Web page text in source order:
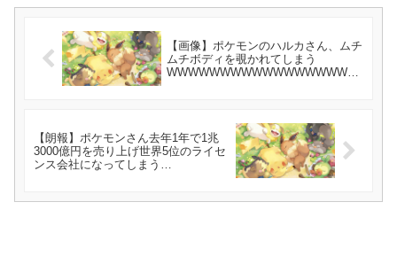
【画像】ポケモンのハルカさん、ムチ
ムチボディを覗かれてしまう
WWWWWWWWWWWWWWWWWW
【朗報】ポケモンさん去年1年で1兆
3000億円を売り上げ世界5位のライセ
ンス会社になってしまう